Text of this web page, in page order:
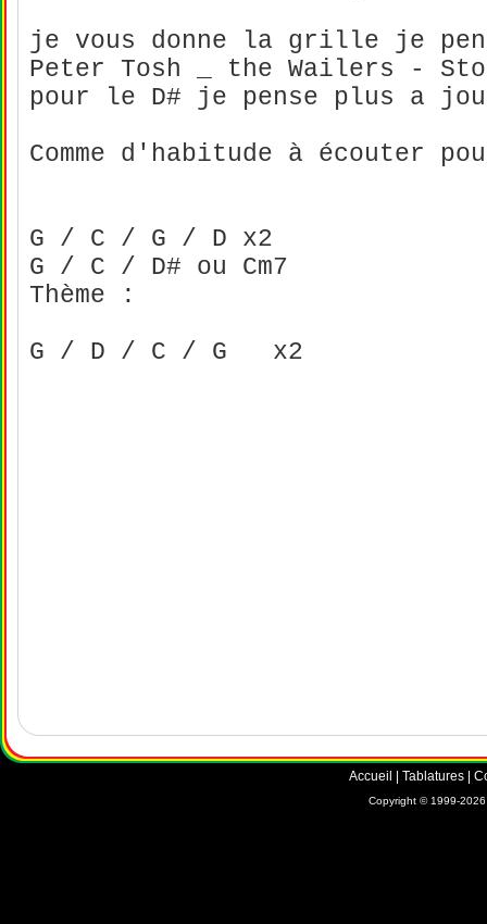
je vous donne la grille je
Peter Tosh _ the Wailers -
pour le D# je pense plus a
Comme d'habitude à écouter
G / C / G / D x2
G / C / D# ou Cm7
Thème :
G / D / C / G x2
Accueil Tablatures
Copyright © 1999-